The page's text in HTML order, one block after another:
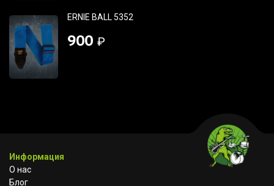
ERNIE BALL 5352
900 ₽
Информация
О нас
Блог